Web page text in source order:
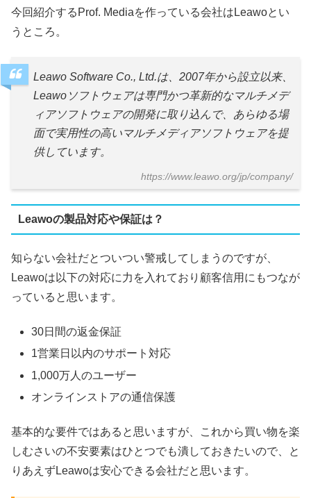
今回紹介するProf. Mediaを作っている会社はLeawoとい
うところ。
Leawo Software Co., Ltd.は、2007年から設立以来、
Leawoソフトウェアは専門かつ革新的なマルチメデ
ィアソフトウェアの開発に取り込んで、あらゆる場
面で実用性の高いマルチメディアソフトウェアを提
供しています。
https://www.leawo.org/jp/company/
Leawoの製品対応や保証は？
知らない会社だとついつい警戒してしまうのですが、
Leawoは以下の対応に力を入れており顧客信用にもつなが
っていると思います。
30日間の返金保証
1営業日以内のサポート対応
1,000万人のユーザー
オンラインストアの通信保護
基本的な要件ではあると思いますが、これから買い物を楽
しむさいの不安要素はひとつでも潰しておきたいので、と
りあえずLeawoは安心できる会社だと思います。